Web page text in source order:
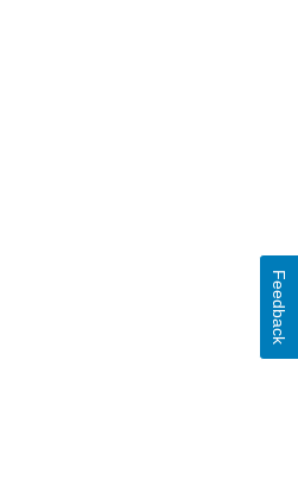
Feedback